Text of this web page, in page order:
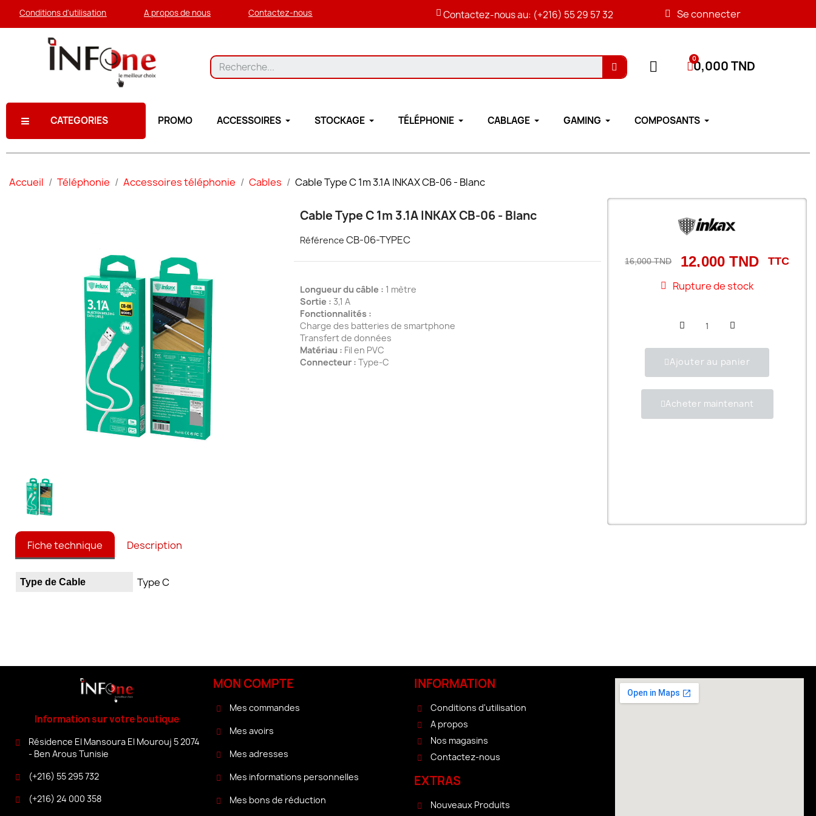
Conditions d'utilisation A propos de nous Contactez-nous Contactez-nous au: (+216) 55 29 57 32 Se connecter
0,000 TND
CATEGORIES PROMO ACCESSOIRES STOCKAGE TÉLÉPHONIE CABLAGE GAMING COMPOSANTS
Accueil Téléphonie Accessoires téléphonie Cables Cable Type C 1m 3.1A INKAX CB-06 - Blanc
Cable Type C 1m 3.1A INKAX CB-06 - Blanc
Référence CB-06-TYPEC
Longueur du câble : 1 mètre
Sortie : 3,1 A
Fonctionnalités :
Charge des batteries de smartphone
Transfert de données
Matériau : Fil en PVC
Connecteur : Type-C
16,000 TND 12,000 TND TTC
Rupture de stock
Ajouter au panier
Acheter maintenant
Fiche technique Description
Type de Cable Type C
Information sur votre boutique
Résidence El Mansoura El Mourouj 5 2074
- Ben Arous Tunisie
(+216) 55 295 732
(+216) 24 000 358
MON COMPTE
Mes commandes
Mes avoirs
Mes adresses
Mes informations personnelles
Mes bons de réduction
INFORMATION
Conditions d'utilisation
A propos
Nos magasins
Contactez-nous
EXTRAS
Nouveaux Produits